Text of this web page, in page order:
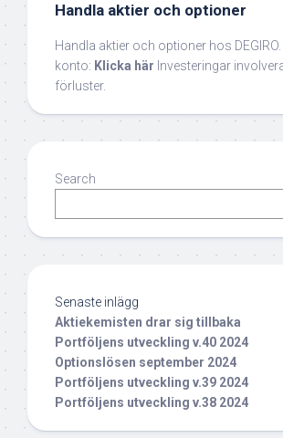
Handla aktier och optioner
Handla aktier och optioner hos
konto: Klicka här Investeringar
förluster.
Search
Senaste inlägg
Aktiekemisten drar sig tillbaka
Portföljens utveckling v.40 2024
Optionslösen september 2024
Portföljens utveckling v.39 2024
Portföljens utveckling v.38 2024